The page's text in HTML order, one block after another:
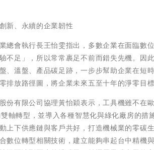
新、永續的企業韌性
總會執行長王怡雯指出，多數企業在面臨數
不足」，所以常常裹足不前而錯失先機。因
、溫盤、產品碳足跡，一步步幫助企業在短
排放路徑圖，將企業未來五至十年的淨零目
份有限公司協理黃怡穎表示，工具機雖不在
軸轉型，並導入各種智慧化與綠化廠房的
上下供應鏈與客戶共好，打造機械業的零碳
數位轉型相關技術，建立能夠串起台中精機